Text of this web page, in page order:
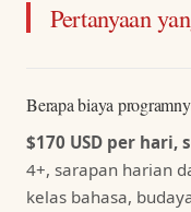
Pertanyaan
Berapa biaya
$170 USD per hari,
4+, sarapan harian
kelas bahasa,